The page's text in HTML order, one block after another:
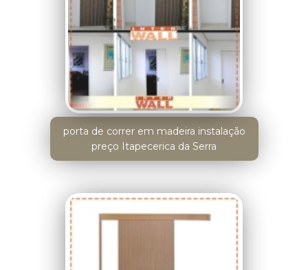
porta de correr em madeira instalação
preço Itapecerica da Serra